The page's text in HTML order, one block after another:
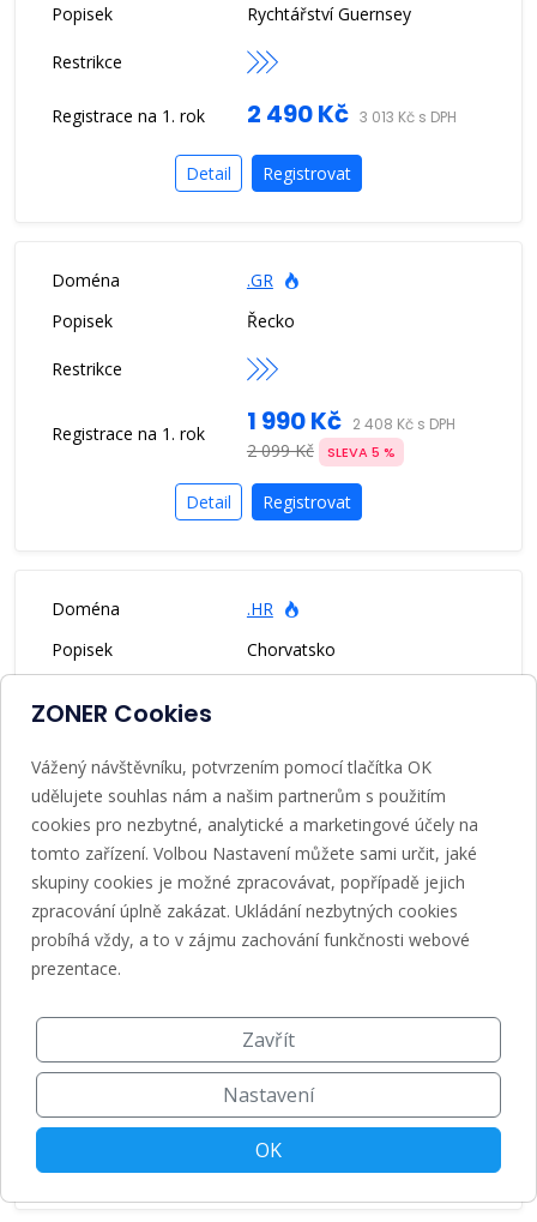
Rychtářství Guernsey
2 490 Kč 3 013 Kč s DPH
Detail Registrovat
.GR
Řecko
1 990 Kč 2 408 Kč s DPH
2 099 Kč SLEVA 5 %
Detail Registrovat
.HR
Chorvatsko
5 099 Kč
Detail Registrovat
.HU
459 Kč
499 Kč
Registrovat
ZONER Cookies
Vážený návštěvníku, potvrzením pomocí tlačítka OK
udělujete souhlas nám a našim partnerům s použitím
cookies pro nezbytné, analytické a marketingové účely na
tomto zařízení. Volbou Nastavení můžete sami určit, jaké
skupiny cookies je možné zpracovávat, popřípadě jejich
zpracování úplně zakázat. Ukládání nezbytných cookies
probíhá vždy, a to v zájmu zachování funkčnosti webové
prezentace.
Zavřít
Nastavení
OK